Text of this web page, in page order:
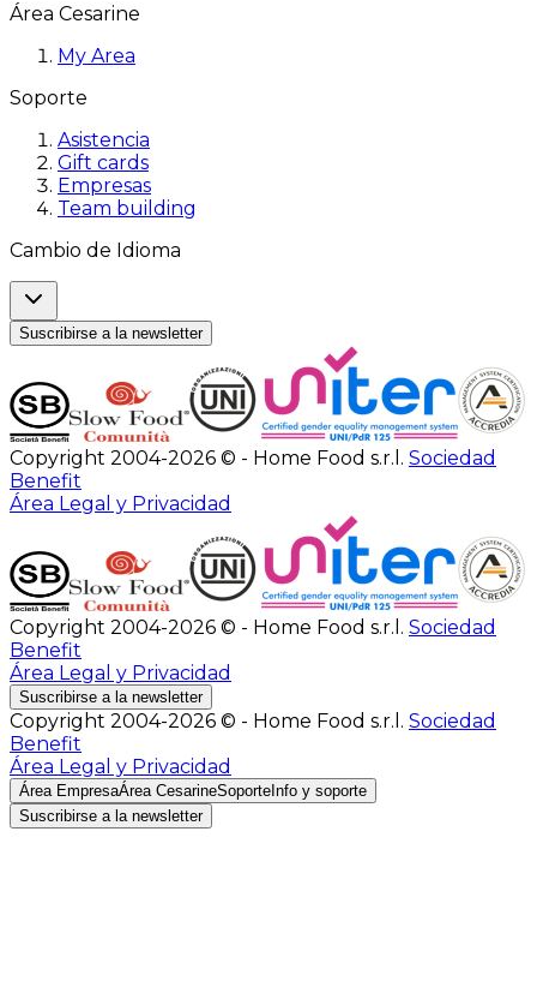
Área Cesarine
My Area
Soporte
Asistencia
Gift cards
Empresas
Team building
Cambio de Idioma
Suscribirse a la newsletter
Copyright 2004-2026 © - Home Food s.r.l. Sociedad
Benefit
Área Legal y Privacidad
Copyright 2004-2026 © - Home Food s.r.l. Sociedad
Benefit
Área Legal y Privacidad
Suscribirse a la newsletter
Copyright 2004-2026 © - Home Food s.r.l. Sociedad
Benefit
Área Legal y Privacidad
Área EmpresaÁrea CesarineSoporte Info y soporte
Suscribirse a la newsletter